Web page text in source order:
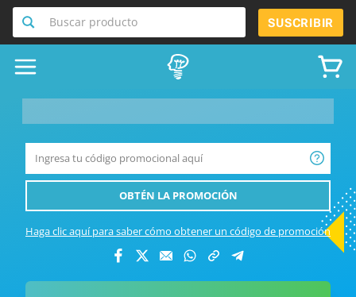
Buscar producto SUSCRIBIR
OBTÉN LA PROMOCIÓN
Haga clic aquí para saber cómo obtener un código de promoción